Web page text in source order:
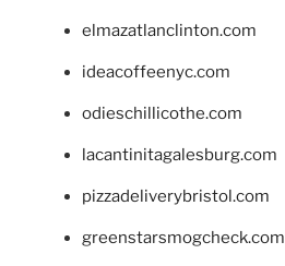
elmazatlanclinton.com
ideacoffeenyc.com
odieschillicothe.com
lacantinitagalesburg.com
pizzadeliverybristol.com
greenstarsmogcheck.com